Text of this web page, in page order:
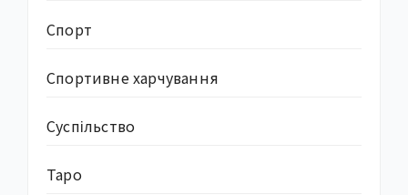
Спорт
Спортивне харчування
Суcпільство
Таро